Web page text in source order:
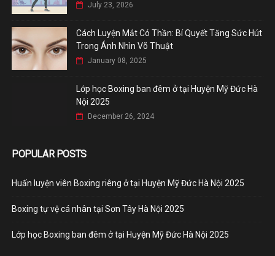
July 23, 2026
Cách Luyện Mắt Có Thần: Bí Quyết Tăng Sức Hút
Trong Ánh Nhìn Võ Thuật
January 08, 2025
Lớp học Boxing ban đêm ở tại Huyện Mỹ Đức Hà
Nội 2025
December 26, 2024
POPULAR POSTS
Huấn luyện viên Boxing riêng ở tại Huyện Mỹ Đức Hà Nội 2025
Boxing tự vệ cá nhân tại Sơn Tây Hà Nội 2025
Lớp học Boxing ban đêm ở tại Huyện Mỹ Đức Hà Nội 2025